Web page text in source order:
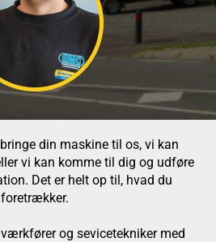
din maskine til os, vi kan
vi kan komme til dig og udføre
Det er helt op til, hvad du
foretrækker.
og sevicetekniker med